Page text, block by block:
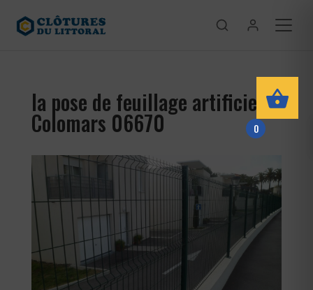
la pose de feuillage artificiel
Colomars 06670 0